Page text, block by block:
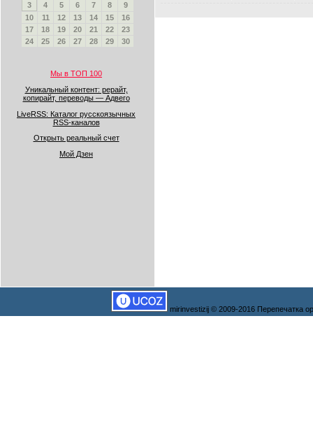
3
4 5 6 7 8
9
10
11 12 13 14 15
16
17
18 19 20 21 22
23
24
25 26 27 28 29 30
Мы в ТОП 100
Уникальный контент: рерайт,
копирайт, переводы — Адвего
LiveRSS: Каталог русскоязычных
RSS-каналов
Открыть реальный счет
Мой Дзен
mirinvestizij © 2009-2016 Перепечатка